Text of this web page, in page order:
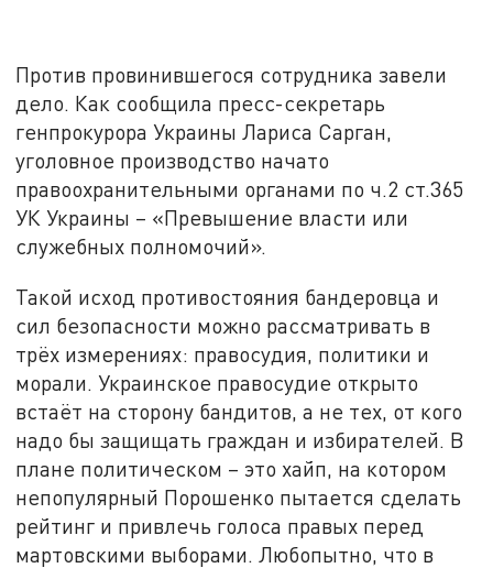
Против провинившегося сотрудника завели
дело. Как сообщила пресс-секретарь
генпрокурора Украины Лариса Сарган,
уголовное производство начато
правоохранительными органами по ч.2 ст.365
УК Украины – «Превышение власти или
служебных полномочий».
Такой исход противостояния бандеровца и
сил безопасности можно рассматривать в
трёх измерениях: правосудия, политики и
морали. Украинское правосудие открыто
встаёт на сторону бандитов, а не тех, от кого
надо бы защищать граждан и избирателей. В
плане политическом – это хайп, на котором
непопулярный Порошенко пытается сделать
рейтинг и привлечь голоса правых перед
мартовскими выборами. Любопытно, что в